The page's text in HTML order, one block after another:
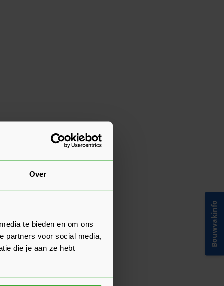
Over
te bieden en om ons
partners voor social media,
die je aan ze hebt
Bouwvakinfo